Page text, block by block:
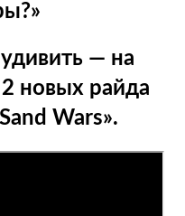
— на
новых райда
Wars».